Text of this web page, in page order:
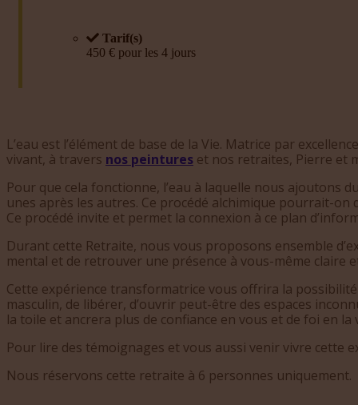
Tarif(s)
450 € pour les 4 jours
L’eau est l’élément de base de la Vie. Matrice par
vivant, à travers nos peintures et nos retraites, Pierre et
Pour que cela fonctionne, l’eau à laquelle nous ajoutons
unes après les autres. Ce procédé alchimique pourrait-on
Ce procédé invite et permet la connexion à ce plan
Durant cette Retraite, nous vous proposons ensemble
mental et de retrouver une présence à vous-même claire
Cette expérience transformatrice vous offrira la
masculin, de libérer, d’ouvrir peut-être des espaces
la toile et ancrera plus de confiance en vous et de foi en la
Pour lire des témoignages et vous aussi venir vivre cette
Nous réservons cette retraite à 6 personnes uniquement.